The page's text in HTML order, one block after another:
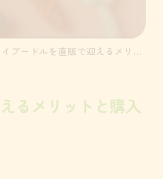
プードルを直販で迎えるメリットと購入前に確認すべきポイント
るメリットと購入